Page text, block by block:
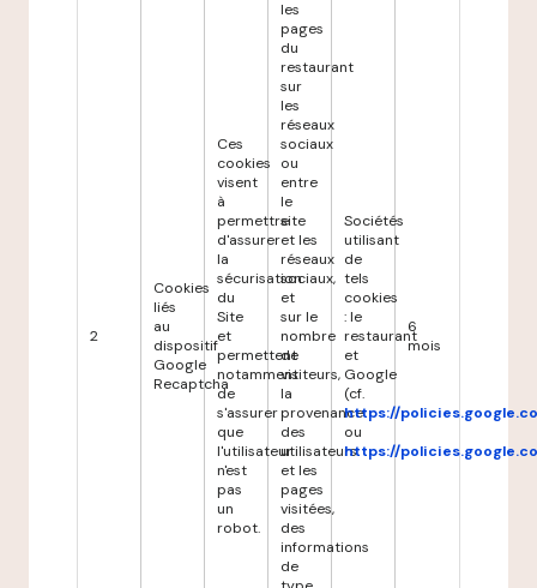
2
Cookies
liés
au
dispositif
Google
Recaptcha
Ces
cookies
visent
à
permettre
d'assurer
la
sécurisation
du
Site
et
permettent
notamment
de
s'assurer
que
l'utilisateur
n'est
pas
un
robot.
les
pages
du
restaurant
sur
les
réseaux
sociaux
ou
entre
le
site
et les
réseaux
sociaux,
et
sur le
nombre
de
visiteurs,
la
provenance
des
utilisateurs
et les
pages
visitées,
des
informations
de
Sociétés
utilisant
de
tels
cookies
: le
restaurant
et
Google
(cf.
https://
ou
https://
6
mois